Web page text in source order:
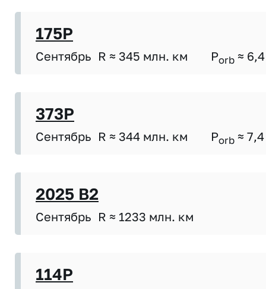
175P
Сентябрь R ≈ 345 млн. км Porb ≈ 6,4
373P
Сентябрь R ≈ 344 млн. км Porb ≈ 7,4
2025 B2
Сентябрь R ≈ 1233 млн. км
114P